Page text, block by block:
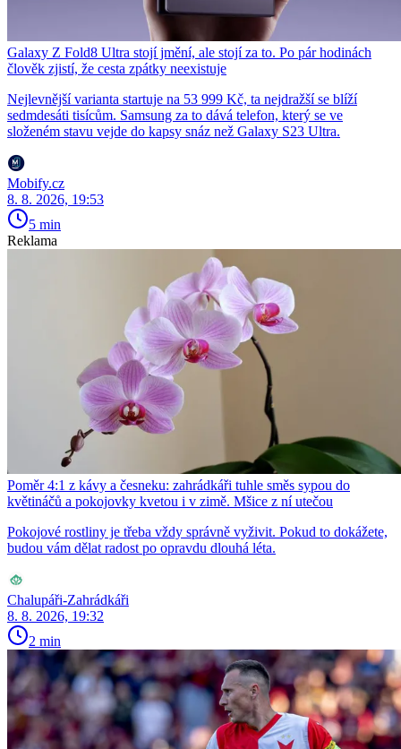
Galaxy Z Fold8 Ultra stojí jmění, ale stojí za to. Po pár hodinách
člověk zjistí, že cesta zpátky neexistuje
Nejlevnější varianta startuje na 53 999 Kč, ta nejdražší se blíží
sedmdesáti tisícům. Samsung za to dává telefon, který se ve
složeném stavu vejde do kapsy snáz než Galaxy S23 Ultra.
Mobify.cz
8. 8. 2026, 19:53
5 min
Reklama
Poměr 4:1 z kávy a česneku: zahrádkáři tuhle směs sypou do
květináčů a pokojovky kvetou i v zimě. Mšice z ní utečou
Pokojové rostliny je třeba vždy správně vyživit. Pokud to dokážete,
budou vám dělat radost po opravdu dlouhá léta.
Chalupáři-Zahrádkáři
8. 8. 2026, 19:32
2 min